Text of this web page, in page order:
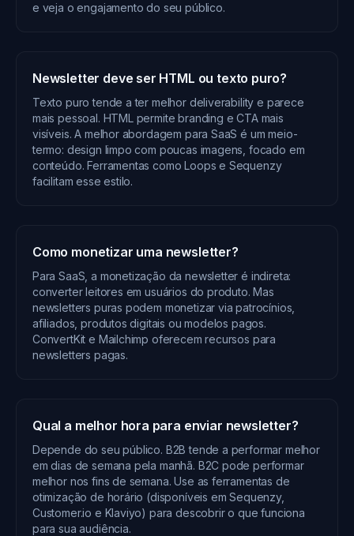
e veja o engajamento do seu público.
Newsletter deve ser HTML ou texto puro?
Texto puro tende a ter melhor deliverability e parece
mais pessoal. HTML permite branding e CTA mais
visíveis. A melhor abordagem para SaaS é um meio-
termo: design limpo com poucas imagens, focado em
conteúdo. Ferramentas como Loops e Sequenzy
facilitam esse estilo.
Como monetizar uma newsletter?
Para SaaS, a monetização da newsletter é indireta:
converter leitores em usuários do produto. Mas
newsletters puras podem monetizar via patrocínios,
afiliados, produtos digitais ou modelos pagos.
ConvertKit e Mailchimp oferecem recursos para
newsletters pagas.
Qual a melhor hora para enviar newsletter?
Depende do seu público. B2B tende a performar melhor
em dias de semana pela manhã. B2C pode performar
melhor nos fins de semana. Use as ferramentas de
otimização de horário (disponíveis em Sequenzy,
Customer.io e Klaviyo) para descobrir o que funciona
para sua audiência.